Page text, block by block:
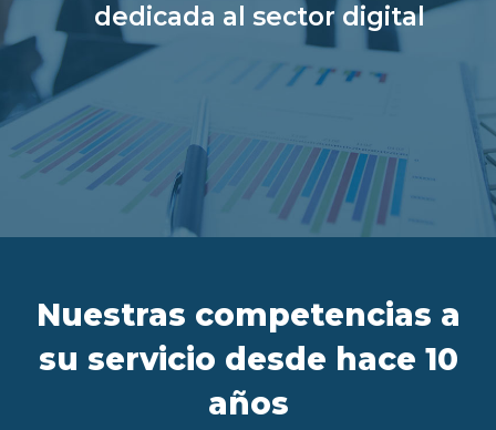
SU ESPACIO
ES FR IT
dedicada al sector digital
Nuestras competencias a
su servicio desde hace 10
años